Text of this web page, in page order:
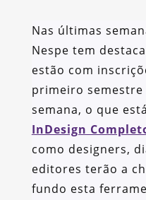
Nas últimas
Nespe tem
estão com
primeiro semestre
semana, o que
InDesign
como designers,
editores terão a
fundo esta